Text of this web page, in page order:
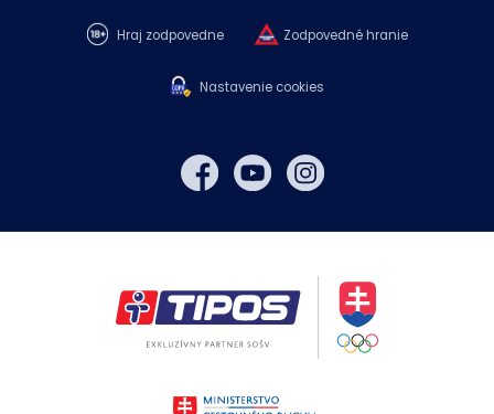
Hraj zodpovedne Zodpovedné hranie
Nastavenie cookies